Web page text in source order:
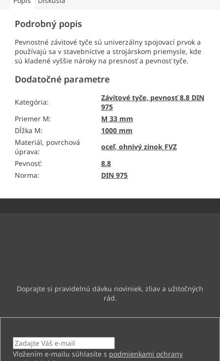
Podrobný popis
Pevnostné závitové tyče sú univerzálny spojovací prvok a
používajú sa v stavebníctve a strojárskom priemysle, kde
sú kladené vyššie nároky na presnosť a pevnosť tyče.
Dodatočné parametre
Kategória:
Závitové tyče, pevnosť 8.8 DIN
975
Priemer M:
M 33 mm
Dĺžka M:
1000 mm
Materiál, povrchová
úprava:
oceľ, ohnivý zinok FVZ
Pevnosť:
8.8
Norma: DIN 975
Vložením e-mailu súhlasíte s podmienkami ochrany